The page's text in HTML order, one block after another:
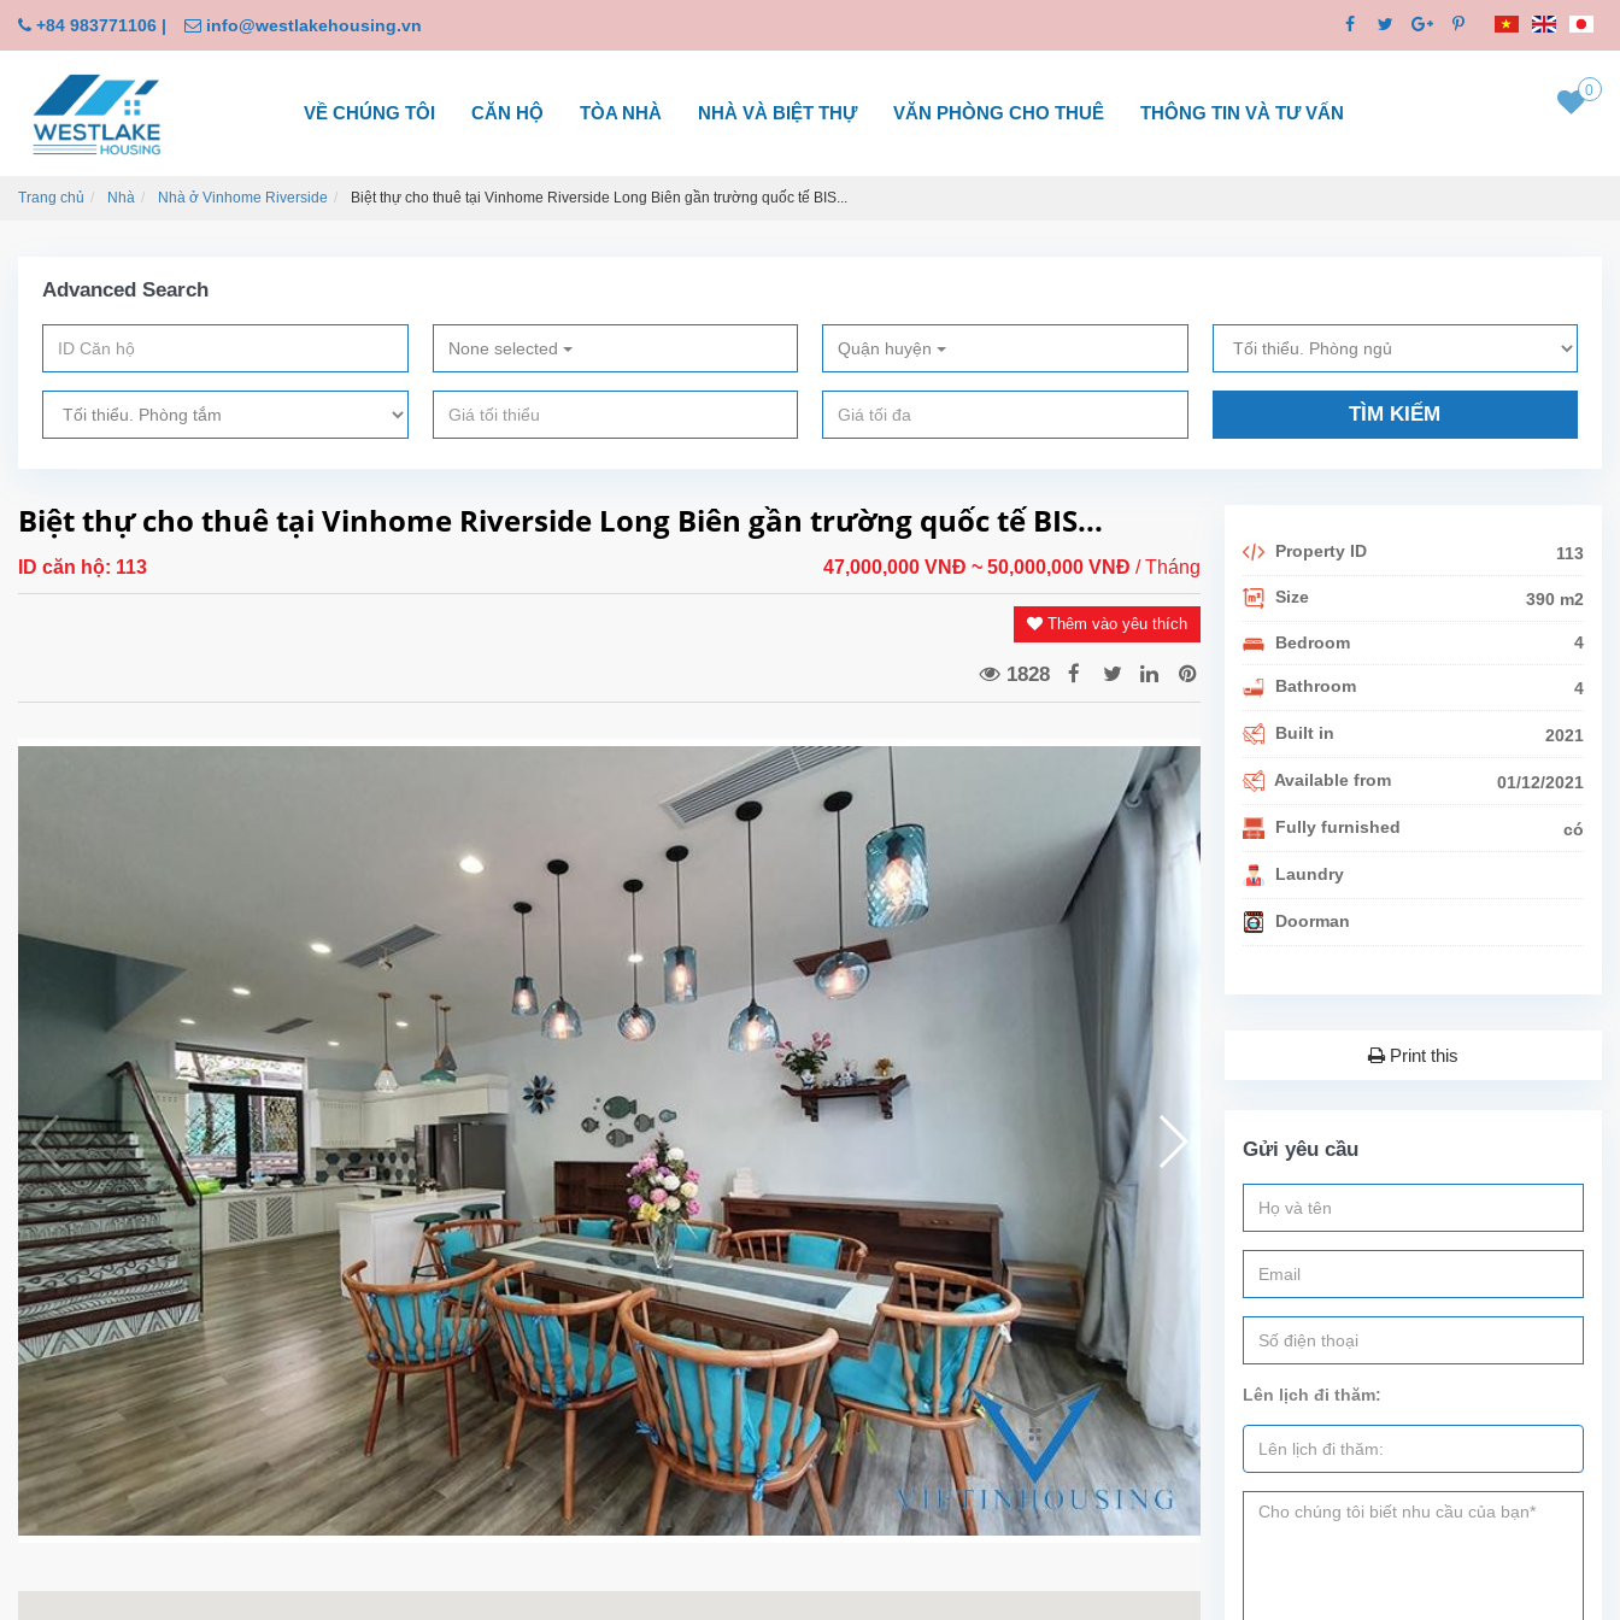
+84 983771106 | info@westlakehousing.vn
VỀ CHÚNG TÔI CĂN HỘ TÒA NHÀ NHÀ VÀ BIỆT THỰ VĂN PHÒNG CHO THUÊ THÔNG TIN VÀ TƯ VẤN
0
Trang chủ Nhà Nhà ở Vinhome Riverside Biệt thự cho thuê tại Vinhome Riverside Long Biên gần trường quốc tế BIS...
Advanced Search
None selected Quận huyện
TÌM KIẾM
Biệt thự cho thuê tại Vinhome Riverside Long Biên gần trường quốc tế BIS...
ID căn hộ: 113 47,000,000 VNĐ ~ 50,000,000 VNĐ / Tháng
Thêm vào yêu thích
1828
Property ID 113
Size 390 m2
Bedroom 4
Bathroom 4
Built in 2021
Available from 01/12/2021
Fully furnished có
Laundry
Doorman
Print this
Gửi yêu cầu
Lên lịch đi thăm: